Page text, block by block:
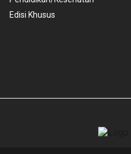
Edisi Khusus